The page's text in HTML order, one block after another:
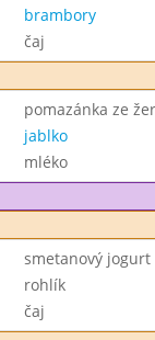
brambory
čaj
pomazánka ze
jablko
mléko
smetanový
rohlík
čaj